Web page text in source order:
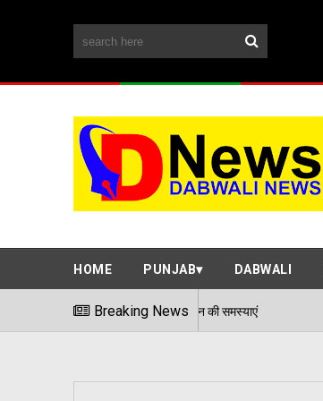
HOME PUNJAB DABWALI
Breaking News
शिविर में सुनी आमजन की समस्याएं 06/08/2026